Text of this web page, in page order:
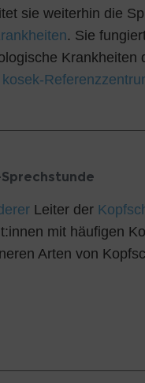
sie weiterhin die
. Sie
Krankheiten
kosek-
Leiter der
mit häufigen
Arten von